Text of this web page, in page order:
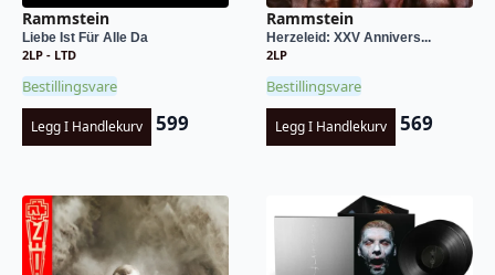
Rammstein
Liebe Ist Für Alle Da
2LP - LTD
Bestillingsvare
Legg I Handlekurv 599
Rammstein
Herzeleid: XXV Annivers...
2LP
Bestillingsvare
Legg I Handlekurv 569